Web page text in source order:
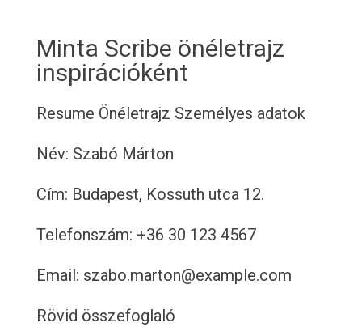
Minta Scribe önéletrajz
inspirációként
Resume Önéletrajz Személyes adatok
Név: Szabó Márton
Cím: Budapest, Kossuth utca 12.
Telefonszám: +36 30 123 4567
Email: szabo.marton@example.com
Rövid összefoglaló